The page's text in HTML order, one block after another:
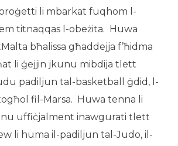
li mbarkat fuqhom l-
titnaqqas l-obeżita. Huwa
bħalissa għaddejja f’ħidma
li ġejjin jkunu mibdija tlett
padiljun tal-basketball ġdid, l-
fil-Marsa. Huwa tenna li
uffiċjalment inawgurati tlett
li huma il-padiljun tal-Judo, il-